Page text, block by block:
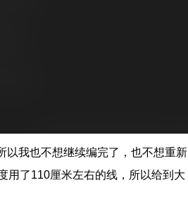
以我也不想继续编完了，也不想重新
用了110厘米左右的线，所以给到大